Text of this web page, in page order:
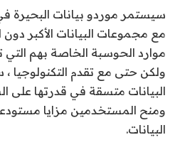
سيستمر موردو بيانات البحيرة
مع مجموعات البيانات الأكبر دون
موارد الحوسبة الخاصة بهم التي
ولكن حتى مع تقدم التكنولوجيا
البيانات متسقة في قدرتها على
ومنح المستخدمين مزايا
البيانات.